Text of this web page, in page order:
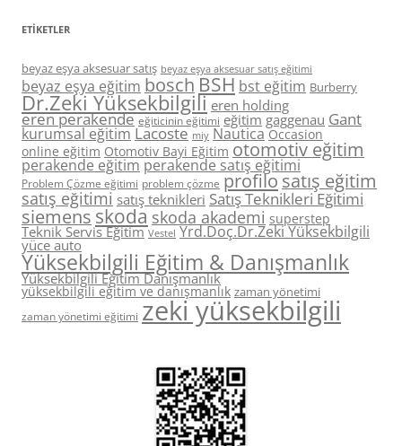
ETIKETLER
beyaz eşya aksesuar satış beyaz eşya aksesuar satış eğitimi
beyaz eşya eğitim boschBSH bst eğitim Burberry
Dr.Zeki Yüksekbilgili eren holding
eren perakende eğiticinin eğitimi eğitim gaggenau Gant
kurumsal eğitim Lacoste miy Nautica Occasion
online eğitim Otomotiv Bayi Eğitim otomotiv eğitim
perakende eğitim perakende satış eğitimi
Problem Çözme eğitimi problem çözme profilosatış eğitim
satış eğitimi satış teknikleri Satış Teknikleri Eğitimi
siemens skoda skoda akademi superstep
Teknik Servis Eğitim Vestel Yrd.Doç.Dr.Zeki Yüksekbilgili
yüce auto
Yüksekbilgili Eğitim & Danışmanlık
Yüksekbilgili Eğitim Danışmanlık
yüksekbilgili eğitim ve danışmanlık zaman yönetimi
zaman yönetimi eğitimi zeki yüksekbilgili